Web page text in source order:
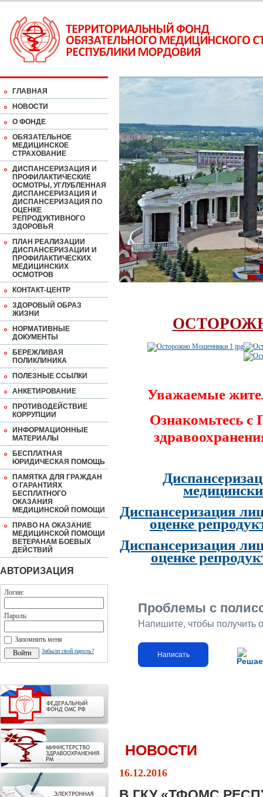
ГЛАВНАЯ
НОВОСТИ
О ФОНДЕ
ОБЯЗАТЕЛЬНОЕ
МЕДИЦИНСКОЕ
СТРАХОВАНИЕ
ДИСПАНСЕРИЗАЦИЯ И
ПРОФИЛАКТИЧЕСКИЕ
ОСМОТРЫ, УГЛУБЛЕННАЯ
ДИСПАНСЕРИЗАЦИЯ И
ДИСПАНСЕРИЗАЦИЯ ПО
ОЦЕНКЕ
РЕПРОДУКТИВНОГО
ЗДОРОВЬЯ
ПЛАН РЕАЛИЗАЦИИ
ДИСПАНСЕРИЗАЦИИ И
ПРОФИЛАКТИЧЕСКИХ
МЕДИЦИНСКИХ
ОСМОТРОВ
КОНТАКТ-ЦЕНТР
ЗДОРОВЫЙ ОБРАЗ
ЖИЗНИ
НОРМАТИВНЫЕ
ДОКУМЕНТЫ
БЕРЕЖЛИВАЯ
ПОЛИКЛИНИКА
ПОЛЕЗНЫЕ ССЫЛКИ
АНКЕТИРОВАНИЕ
ПРОТИВОДЕЙСТВИЕ
КОРРУПЦИИ
ИНФОРМАЦИОННЫЕ
МАТЕРИАЛЫ
БЕСПЛАТНАЯ
ЮРИДИЧЕСКАЯ ПОМОЩЬ
ПАМЯТКА ДЛЯ ГРАЖДАН
О ГАРАНТИЯХ
БЕСПЛАТНОГО
ОКАЗАНИЯ
МЕДИЦИНСКОЙ ПОМОЩИ
ПРАВО НА ОКАЗАНИЕ
МЕДИЦИНСКОЙ ПОМОЩИ
ВЕТЕРАНАМ БОЕВЫХ
ДЕЙСТВИЙ
АВТОРИЗАЦИЯ
Логин:
Пароль:
Запомнить меня
Забыли свой пароль?
Уважаемые
Ознакомьтесь
Диспансеризация
оценке
Диспансеризация
оценке
Проблемы с
Напишите, чтобы получить
Написать
НОВОСТИ
16.12.2016